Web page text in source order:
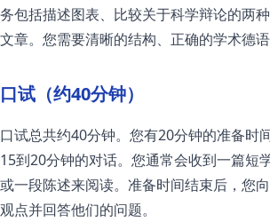
务包括描述图表、比较关于科学辩论的两
文章。您需要清晰的结构、正确的学术德语
口试（约40分钟）
口试总共约40分钟。您有20分钟的准备时
15到20分钟的对话。您通常会收到一篇短
或一段陈述来阅读。准备时间结束后，您
观点并回答他们的问题。